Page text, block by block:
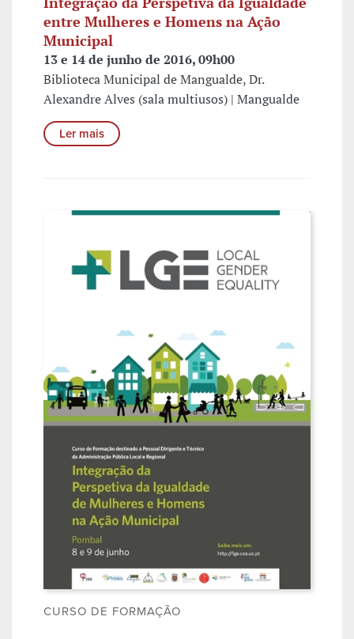
entre Mulheres e Homens na Ação
Municipal
13 e 14 de junho de 2016, 09h00
Biblioteca Municipal de Mangualde, Dr.
Alexandre Alves (sala multiusos) | Mangualde
Ler mais
CURSO DE FORMAÇÃO